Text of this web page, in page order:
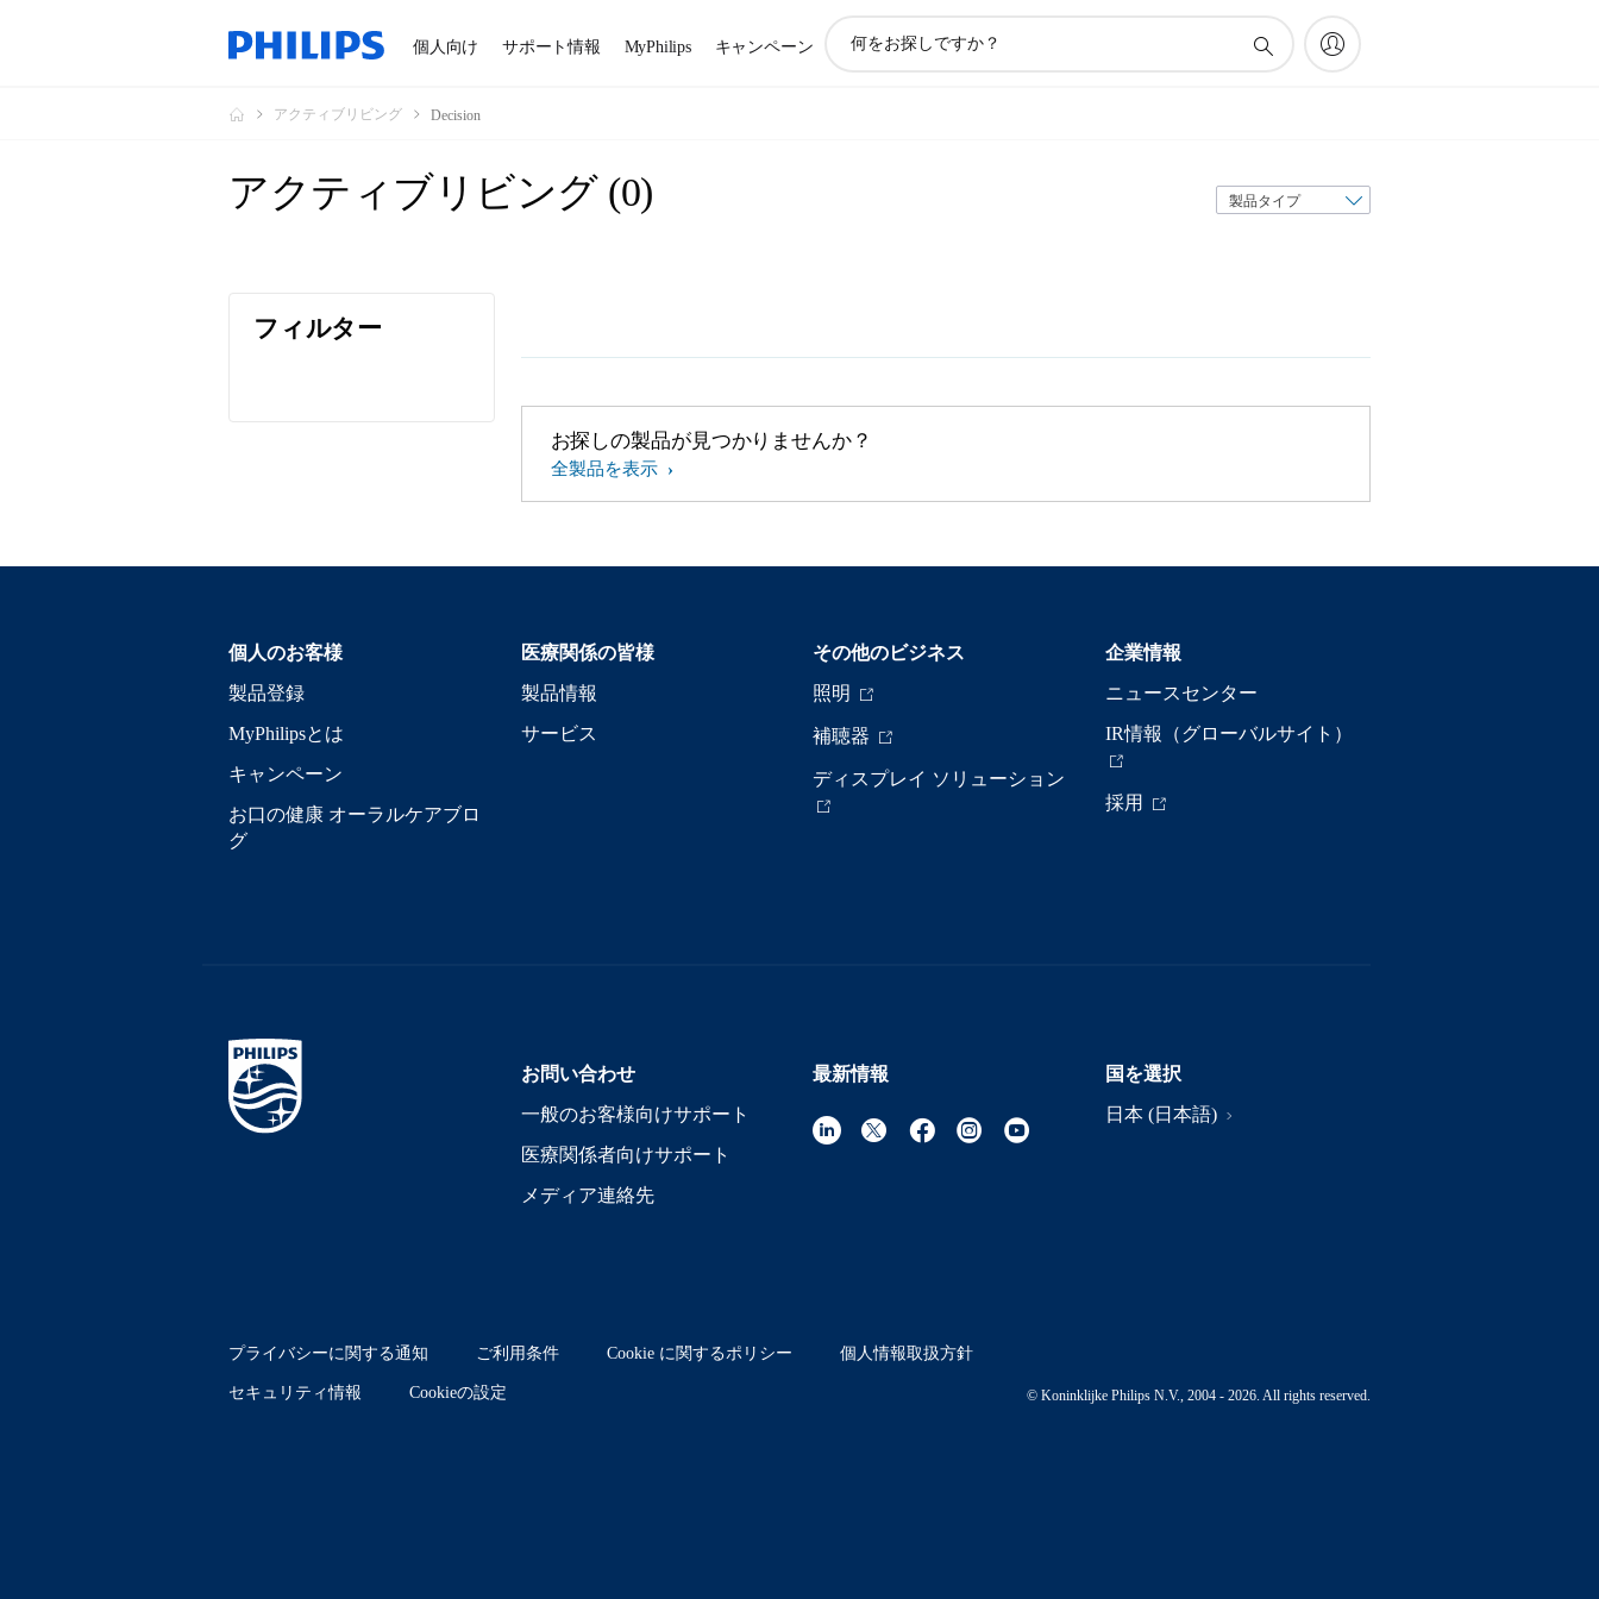
個人向け サポート情報 MyPhilips キャンペーン
アクティブリビング Decision
アクティブリビング (0)
フィルター
お探しの製品が見つかりませんか？
全製品を表示
個人のお客様
製品登録
MyPhilipsとは
キャンペーン
お口の健康 オーラルケアブロ
グ
医療関係の皆様
製品情報
サービス
その他のビジネス
照明
補聴器
ディスプレイ ソリューション
企業情報
ニュースセンター
IR情報（グローバルサイト）
採用
お問い合わせ
一般のお客様向けサポート
医療関係者向けサポート
メディア連絡先
最新情報
国を選択
日本 (日本語)
プライバシーに関する通知 ご利用条件 Cookie に関するポリシー 個人情報取扱方針
セキュリティ情報 Cookieの設定 © Koninklijke Philips N.V., 2004 - 2026. All rights reserved.